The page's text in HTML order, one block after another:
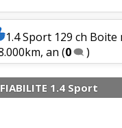
1.4 Sport 129 ch Boite
an (0 )
FIABILITE 1.4 Sport